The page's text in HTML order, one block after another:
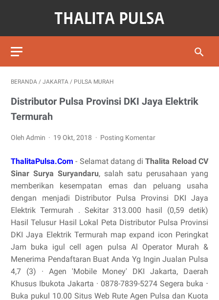
BERANDA / JAKARTA / PULSA MURAH
Distributor Pulsa Provinsi DKI Jaya Elektrik
Termurah
Oleh Admin 19 Okt, 2018 Posting Komentar
ThalitaPulsa.Com - Selamat datang diThalita Reload CV
Sinar Surya Suryandaru, salah satu perusahaan yang
memberikan kesempatan emas dan peluang usaha
dengan menjadi Distributor Pulsa Provinsi DKI Jaya
Elektrik Termurah . Sekitar 313.000 hasil (0,59 detik)
Hasil Telusur Hasil Lokal Peta Distributor Pulsa Provinsi
DKI Jaya Elektrik Termurah map expand icon Peringkat
Jam buka igul cell agen pulsa Al Operator Murah &
Menerima Pendaftaran Buat Anda Yg Ingin Jualan Pulsa
4,7 (3) · Agen 'Mobile Money' DKI Jakarta, Daerah
Khusus Ibukota Jakarta · 0878-7839-5274 Segera buka ⋅
Buka pukul 10.00 Situs Web Rute Agen Pulsa dan Kuota